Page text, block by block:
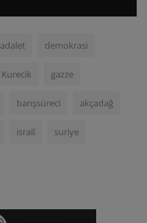
adalet demokrasi
Kurecik gazze
barışsüreci akçadağ
israil suriye